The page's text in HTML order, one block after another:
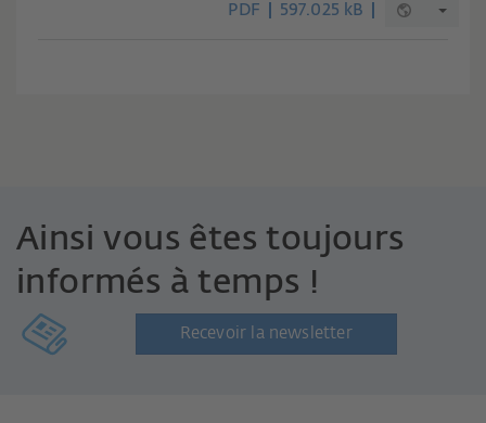
PDF 597.025 kB
Ainsi vous êtes toujours
informés à temps !
Recevoir la newsletter